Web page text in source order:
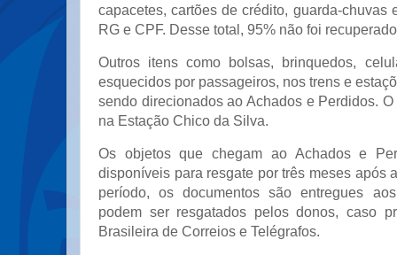
capacetes, cartões de crédito, guarda-chuvas
RG e CPF. Desse total, 95% não foi
Outros itens como bolsas, brinquedos,
esquecidos por passageiros, nos trens e
sendo direcionados ao Achados e Perdidos.
na Estação Chico da Silva.
Os objetos que chegam ao Achados e
disponíveis para resgate por três meses após
período, os documentos são entregues
podem ser resgatados pelos donos, caso
Brasileira de Correios e Telégrafos.